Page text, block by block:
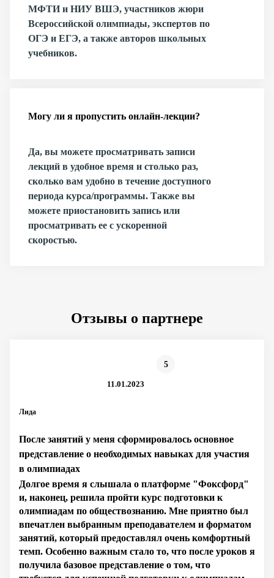
МФТИ и НИУ ВШЭ, участников жюри
Всероссийской олимпиады, экспертов по
ОГЭ и ЕГЭ, а также авторов школьных
учебников.
Могу ли я пропустить онлайн-лекции?
Да, вы можете просматривать записи
лекций в удобное время и столько раз,
сколько вам удобно в течение доступного
периода курса/программы. Также вы
можете приостановить запись или
просматривать ее с ускоренной
скоростью.
Отзывы о партнере
Лида
5
11.01.2023
После занятий у меня сформировалось основное
представление о необходимых навыках для участия
в олимпиадах
Долгое время я слышала о платформе "Фоксфорд"
и, наконец, решила пройти курс подготовки к
олимпиадам по обществознанию. Мне приятно был
впечатлен выбранным преподавателем и форматом
занятий, который предоставлял очень комфортный
темп. Особенно важным стало то, что после уроков я
получила базовое представление о том, что